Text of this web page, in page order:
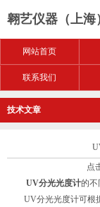
翱艺仪器（上海
网站首页
联系我们
技术文章
点
UV分光光度计的不
UV分光光度计可根据